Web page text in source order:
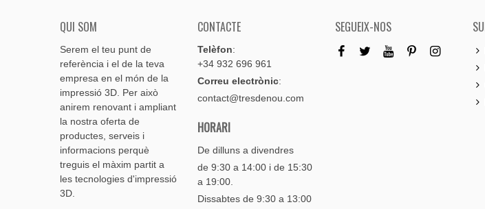
QUI SOM
Serem el teu punt de
referència i el de la teva
empresa en el món de la
impressió 3D. Per això
anirem renovant i ampliant
la nostra oferta de
productes, serveis i
informacions perquè
treguis el màxim partit a
les tecnologies d'impressió
3D.
CONTACTE
Telèfon:
+34 932 696 961
Correu electrònic:
contact@tresdenou.com
HORARI
De dilluns a divendres
de 9:30 a 14:00 i de 15:30
a 19:00.
Dissabtes de 9:30 a 13:00
SEGUEIX-NOS